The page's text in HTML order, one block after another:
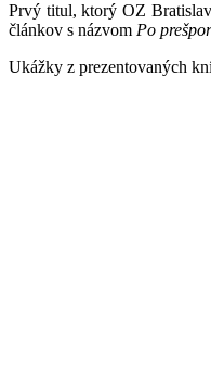
Prvý titul, ktorý OZ
článkov s názvom Po
Ukážky z prezentovaných